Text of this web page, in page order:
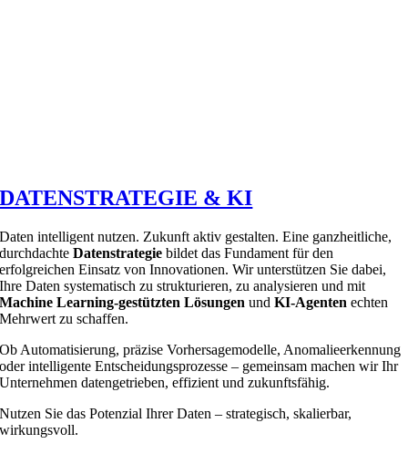
DATENSTRATEGIE & KI
Daten intelligent nutzen. Zukunft aktiv gestalten. Eine ganzheitliche,
durchdachteDatenstrategie bildet das Fundament für den
erfolgreichen Einsatz von Innovationen. Wir unterstützen Sie dabei,
Ihre Daten systematisch zu strukturieren, zu analysieren und mit
Machine Learning-gestützten Lösungen undKI-Agentenechten
Mehrwert zu schaffen.
Ob Automatisierung, präzise Vorhersagemodelle, Anomalieerkennung
oder intelligente Entscheidungsprozesse – gemeinsam machen wir Ihr
Unternehmen datengetrieben, effizient und zukunftsfähig.
Nutzen Sie das Potenzial Ihrer Daten – strategisch, skalierbar,
wirkungsvoll.